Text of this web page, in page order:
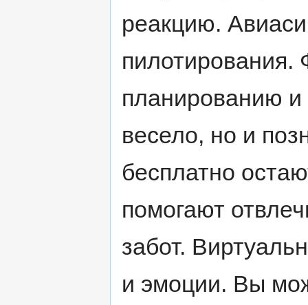
реакцию.
пилотирования.
планированию
весело, но и
бесплатно
помогают
забот.
и эмоции. Вы